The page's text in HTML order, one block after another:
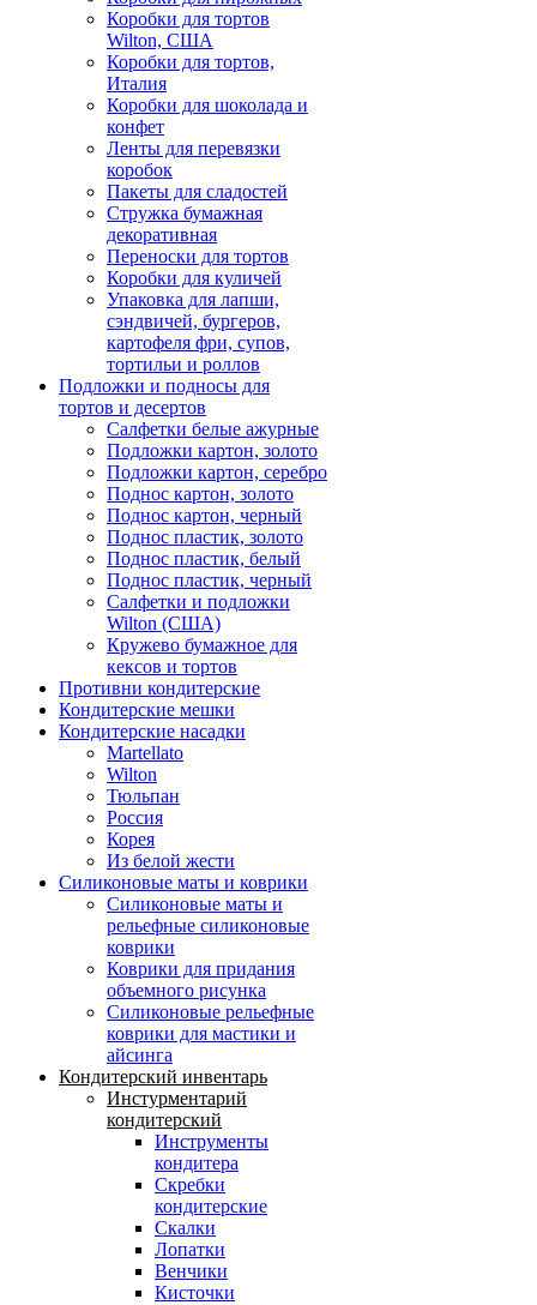
Коробки для тортов
Wilton, США
Коробки для тортов,
Италия
Коробки для шоколада и
конфет
Ленты для перевязки
коробок
Пакеты для сладостей
Стружка бумажная
декоративная
Переноски для тортов
Коробки для куличей
Упаковка для лапши,
сэндвичей, бургеров,
картофеля фри, супов,
тортильи и роллов
Подложки и подносы для
тортов и десертов
Салфетки белые ажурные
Подложки картон, золото
Подложки картон, серебро
Поднос картон, золото
Поднос картон, черный
Поднос пластик, золото
Поднос пластик, белый
Поднос пластик, черный
Салфетки и подложки
Wilton (США)
Кружево бумажное для
кексов и тортов
Противни кондитерские
Кондитерские мешки
Кондитерские насадки
Martellato
Wilton
Тюльпан
Россия
Корея
Из белой жести
Силиконовые маты и коврики
Силиконовые маты и
рельефные силиконовые
коврики
Коврики для придания
объемного рисунка
Силиконовые рельефные
коврики для мастики и
айсинга
Кондитерский инвентарь
Инстурментарий
кондитерский
Инструменты
кондитера
Скребки
кондитерские
Скалки
Лопатки
Венчики
Кисточки